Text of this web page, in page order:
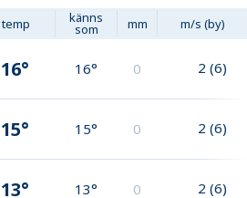
temp känns
som mm m/s (by)
16° 16° 0 2 (6)
15° 15° 0 2 (6)
13° 13° 0 2 (6)